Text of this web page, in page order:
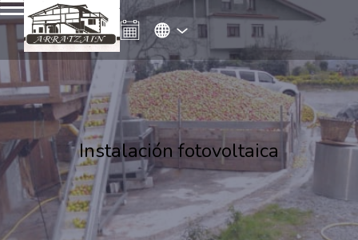
Instalación fotovoltaica